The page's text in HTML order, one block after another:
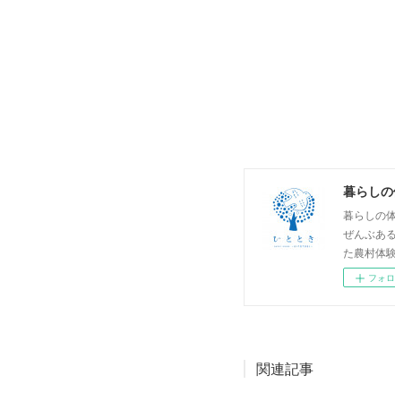
暮らし
暮らしの
ぜんぶあ
た農村体
フォ
関連記事